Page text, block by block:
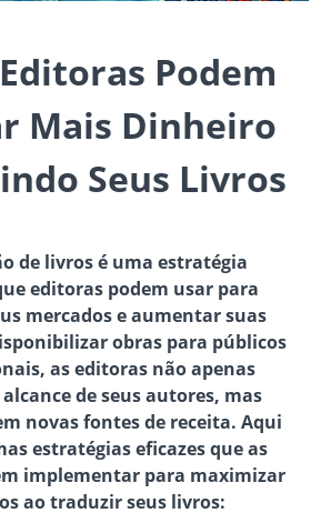
Podem
Mais Dinheiro
Seus Livros
de livros é uma estratégia
editoras podem usar para
mercados e aumentar suas
obras para públicos
as editoras não apenas
de seus autores, mas
novas fontes de receita. Aqui
estratégias eficazes que as
implementar para maximizar
ao traduzir seus livros: